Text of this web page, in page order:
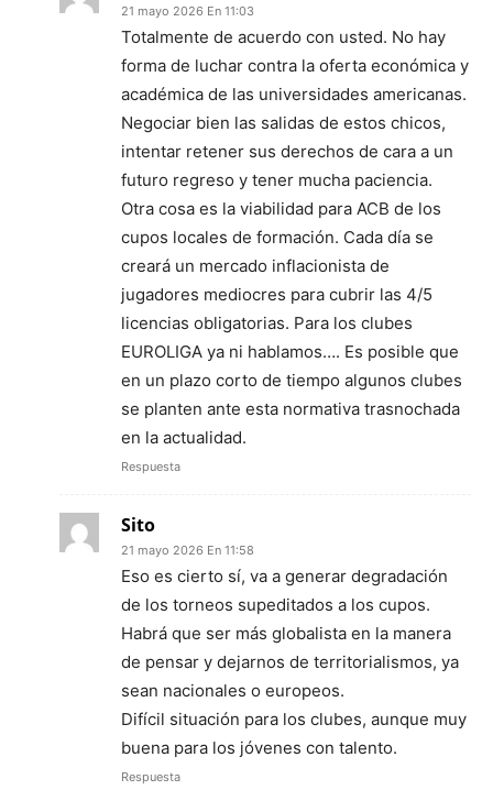
21 mayo 2026 En 11:03
Totalmente de acuerdo con usted. No hay
forma de luchar contra la oferta económica y
académica de las universidades americanas.
Negociar bien las salidas de estos chicos,
intentar retener sus derechos de cara a un
futuro regreso y tener mucha paciencia.
Otra cosa es la viabilidad para ACB de los
cupos locales de formación. Cada día se
creará un mercado inflacionista de
jugadores mediocres para cubrir las 4/5
licencias obligatorias. Para los clubes
EUROLIGA ya ni hablamos…. Es posible que
en un plazo corto de tiempo algunos clubes
se planten ante esta normativa trasnochada
en la actualidad.
Respuesta
Sito
21 mayo 2026 En 11:58
Eso es cierto sí, va a generar degradación
de los torneos supeditados a los cupos.
Habrá que ser más globalista en la manera
de pensar y dejarnos de territorialismos, ya
sean nacionales o europeos.
Difícil situación para los clubes, aunque muy
buena para los jóvenes con talento.
Respuesta